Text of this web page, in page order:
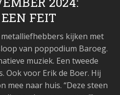
FEIT
kijken met
van poppodium Baroeg.
muziek. Een tweede
Ook voor Erik de Boer. Hij
mee naar huis. “Deze steen